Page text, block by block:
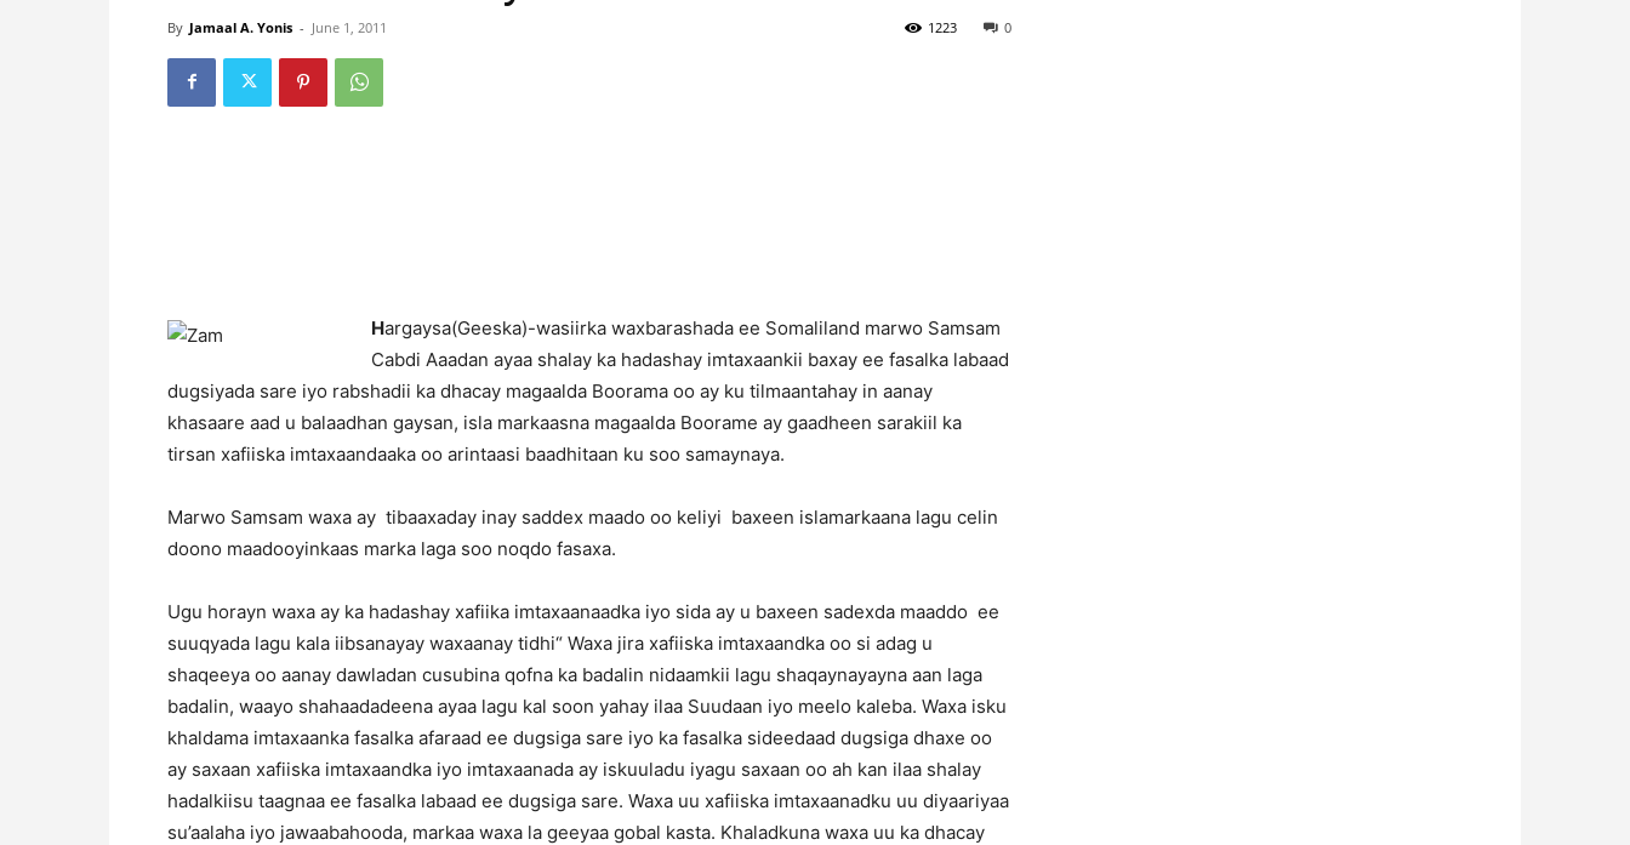
By Jamaal A. Yonis - June 1, 2011 0
1223
Hargaysa(Geeska)-wasiirka waxbarashada ee Somaliland marwo Samsam
Cabdi Aaadan ayaa shalay ka hadashay imtaxaankii baxay ee fasalka labaad
dugsiyada sare iyo rabshadii ka dhacay magaalda Boorama oo ay ku tilmaantahay in aanay
khasaare aad u balaadhan gaysan, isla markaasna magaalda Boorame ay gaadheen sarakiil ka
tirsan xafiiska imtaxaandaaka oo arintaasi baadhitaan ku soo samaynaya.
Marwo Samsam waxa ay tibaaxaday inay saddex maado oo keliyi baxeen islamarkaana lagu celin
doono maadooyinkaas marka laga soo noqdo fasaxa.
Ugu horayn waxa ay ka hadashay xafiika imtaxaanaadka iyo sida ay u baxeen sadexda maaddo ee
suuqyada lagu kala iibsanayay waxaanay tidhi“ Waxa jira xafiiska imtaxaandka oo si adag u
shaqeeya oo aanay dawladan cusubina qofna ka badalin nidaamkii lagu shaqaynayayna aan laga
badalin, waayo shahaadadeena ayaa lagu kal soon yahay ilaa Suudaan iyo meelo kaleba. Waxa isku
khaldama imtaxaanka fasalka afaraad ee dugsiga sare iyo ka fasalka sideedaad dugsiga dhaxe oo
ay saxaan xafiiska imtaxaandka iyo imtaxaanada ay iskuuladu iyagu saxaan oo ah kan ilaa shalay
hadalkiisu taagnaa ee fasalka labaad ee dugsiga sare. Waxa uu xafiiska imtaxaanadku uu diyaariyaa
su’aalaha iyo jawaabahooda, markaa waxa la geeyaa gobal kasta. Khaladkuna waxa uu ka dhacay